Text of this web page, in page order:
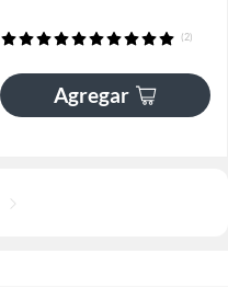
(2)
Agregar